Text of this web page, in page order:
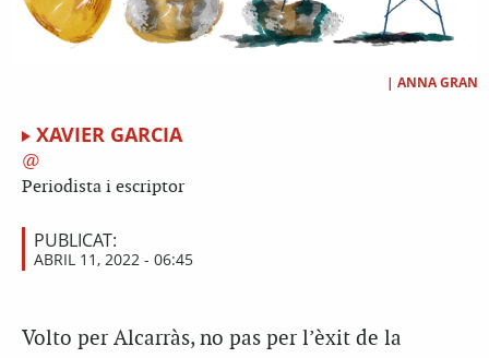
| ANNA GRAN
XAVIER GARCIA
Periodista i escriptor
PUBLICAT:
ABRIL 11, 2022 - 06:45
Volto per Alcarràs, no pas per l’èxit de la